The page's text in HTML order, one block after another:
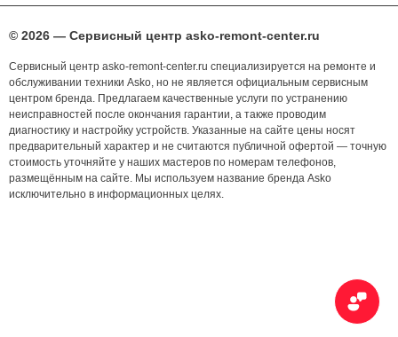
© 2026 — Сервисный центр asko-remont-center.ru
Сервисный центр asko-remont-center.ru специализируется на ремонте и
обслуживании техники Asko, но не является официальным сервисным
центром бренда. Предлагаем качественные услуги по устранению
неисправностей после окончания гарантии, а также проводим
диагностику и настройку устройств. Указанные на сайте цены носят
предварительный характер и не считаются публичной офертой — точную
стоимость уточняйте у наших мастеров по номерам телефонов,
размещённым на сайте. Мы используем название бренда Asko
исключительно в информационных целях.